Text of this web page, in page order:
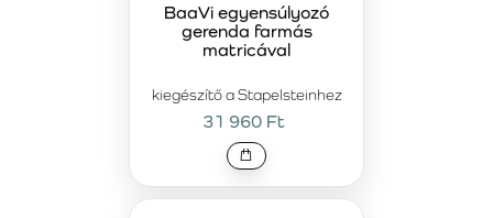
kiegészítő a Stapelsteinhez
BaaVi egyensúlyozó
gerenda farmás
matricával
31 960 Ft